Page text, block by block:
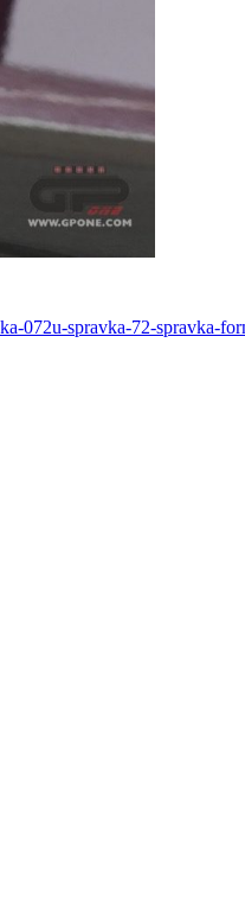
072u-spravka-72-spravka-